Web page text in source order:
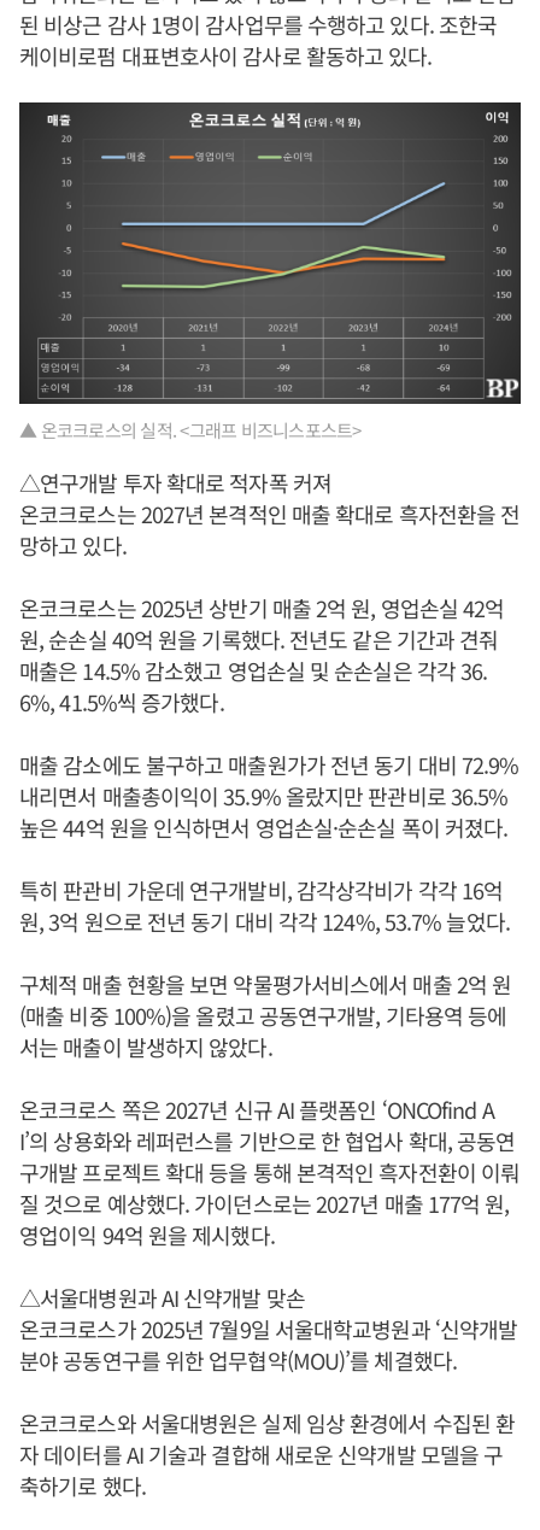
된 비상근 감사 1명이 감사업무를 수행하고 있다. 조한국
케이비로펌 대표변호사이 감사로 활동하고 있다.
▲ 온코크로스의 실적. <그래프 비즈니스포스트>
△연구개발 투자 확대로 적자폭 커져
온코크로스는 2027년 본격적인 매출 확대로 흑자전환을 전
망하고 있다.
온코크로스는 2025년 상반기 매출 2억 원, 영업손실 42억
원, 순손실 40억 원을 기록했다. 전년도 같은 기간과 견줘
매출은 14.5% 감소했고 영업손실 및 순손실은 각각 36.
6%, 41.5%씩 증가했다.
매출 감소에도 불구하고 매출원가가 전년 동기 대비 72.9%
내리면서 매출총이익이 35.9% 올랐지만 판관비로 36.5%
높은 44억 원을 인식하면서 영업손실·순손실 폭이 커졌다.
특히 판관비 가운데 연구개발비, 감각상각비가 각각 16억
원, 3억 원으로 전년 동기 대비 각각 124%, 53.7% 늘었다.
구체적 매출 현황을 보면 약물평가서비스에서 매출 2억 원
(매출 비중 100%)을 올렸고 공동연구개발, 기타용역 등에
서는 매출이 발생하지 않았다.
온코크로스 쪽은 2027년 신규 AI 플랫폼인 ‘ONCOfind A
I’의 상용화와 레퍼런스를 기반으로 한 협업사 확대, 공동연
구개발 프로젝트 확대 등을 통해 본격적인 흑자전환이 이뤄
질 것으로 예상했다. 가이던스로는 2027년 매출 177억 원,
영업이익 94억 원을 제시했다.
△서울대병원과 AI 신약개발 맞손
온코크로스가 2025년 7월9일 서울대학교병원과 ‘신약개발
분야 공동연구를 위한 업무협약(MOU)’를 체결했다.
온코크로스와 서울대병원은 실제 임상 환경에서 수집된 환
자 데이터를 AI 기술과 결합해 새로운 신약개발 모델을 구
축하기로 했다.